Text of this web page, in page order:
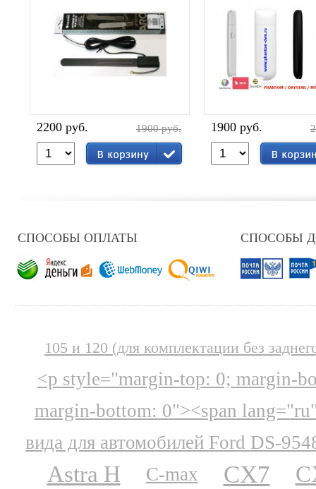
2200 руб. 1900 руб. 1900 руб.
СПОСОБЫ ОПЛАТЫ СПОСОБЫ
105 и 120 (для комплектации без
<p style="margin-top: 0; margin-
margin-bottom: 0"><span
вида для автомобилей Ford DS-
Astra H C-max CX7